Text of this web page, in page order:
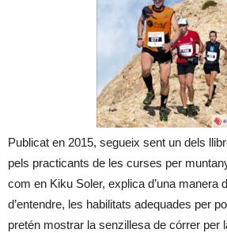
Publicat en 2015, segueix sent un dels
pels practicants de les curses per
com en Kiku Soler, explica d’una manera
d’entendre, les habilitats adequades per
pretén mostrar la senzillesa de córrer per